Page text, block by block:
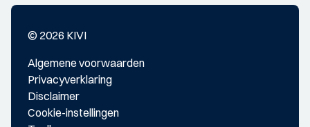
© 2026 KIVI
Algemene voorwaarden
Privacyverklaring
Disclaimer
Cookie-instellingen